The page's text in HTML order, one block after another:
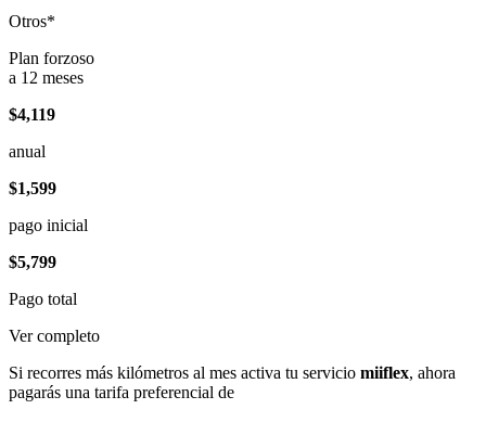
Otros*
Plan forzoso
a 12 meses
$4,119
anual
$1,599
pago inicial
$5,799
Pago total
Ver completo
Si recorres más kilómetros al mes activa tu servicio miiflex, ahora
pagarás una tarifa preferencial de